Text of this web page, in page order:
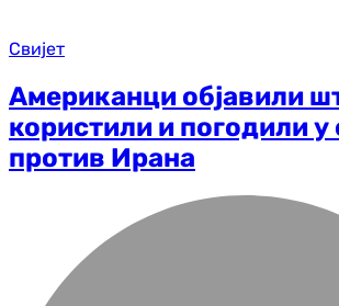
Свијет
Американци објавили
користили и погодили у
против Ирана